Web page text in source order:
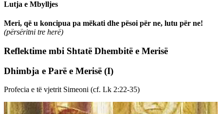
Lutja e Mbylljes
Meri, që u koncipua pa mëkati dhe pësoi për ne, lutu për ne!
(përsëritni tre herë)
Reflektime mbi Shtatë Dhembitë e Merisë
Dhimbja e Parë e Merisë (I)
Profecia e të vjetrit Simeoni (cf. Lk 2:22-35)